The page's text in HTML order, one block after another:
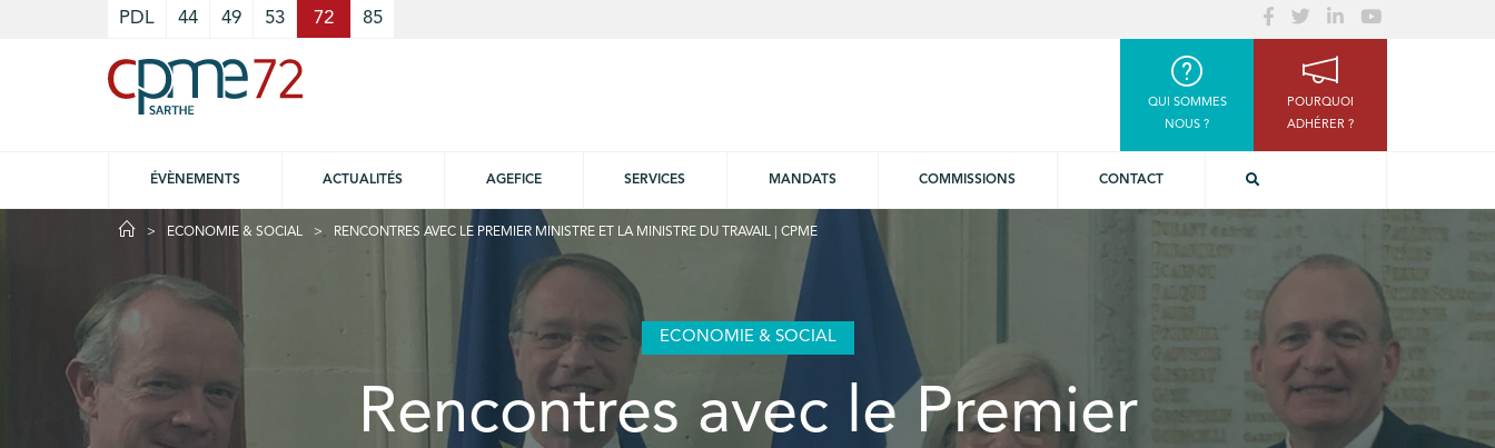
PDL 44 49 53 72 85
QUI SOMMES
NOUS ?
POURQUOI
ADHÉRER ?
ÉVÈNEMENTS ACTUALITÉS AGEFICE SERVICES MANDATS COMMISSIONS CONTACT
ECONOMIE & SOCIAL RENCONTRES AVEC LE PREMIER MINISTRE ET LA MINISTRE DU TRAVAIL | CPME
ECONOMIE & SOCIAL
Rencontres avec le Premier
Cookies management panel